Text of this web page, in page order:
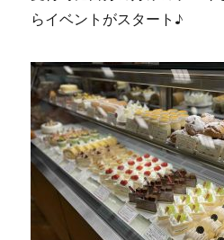
らイベントがスタート♪